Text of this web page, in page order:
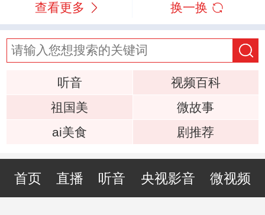
查看更多 换一换
听音
视频百科
祖国美
微故事
ai美食
剧推荐
首页 直播 听音 央视影音 微视频